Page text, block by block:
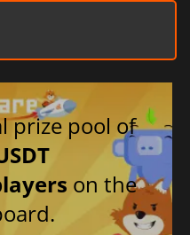
prize pool of
on the